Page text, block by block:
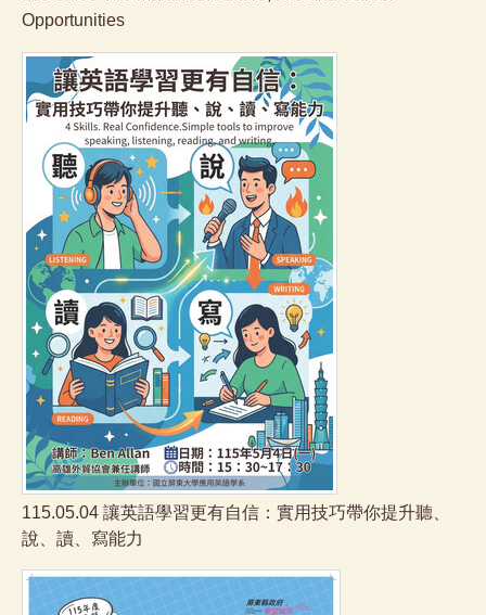
Opportunities
115.05.04 讓英語學習更有自信：實用技巧帶你提升聽、
說、讀、寫能力